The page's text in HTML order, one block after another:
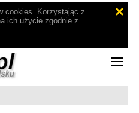
cookies. Korzystając z
ich użycie zgodnie z